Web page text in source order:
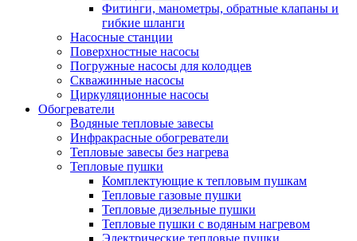
Фитинги, манометры, обратные клапаны и
гибкие шланги
Насосные станции
Поверхностные насосы
Погружные насосы для колодцев
Скважинные насосы
Циркуляционные насосы
Обогреватели
Водяные тепловые завесы
Инфракрасные обогреватели
Тепловые завесы без нагрева
Тепловые пушки
Комплектующие к тепловым пушкам
Тепловые газовые пушки
Тепловые дизельные пушки
Тепловые пушки с водяным нагревом
Электрические тепловые пушки